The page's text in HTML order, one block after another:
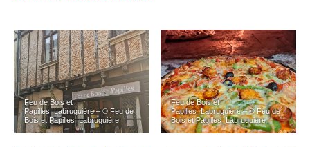
Feu de Bois et
Papilles_Labruguière – © Feu de
Bois et Papilles_Labruguière
Feu de Bois et
Papilles_Labruguière – © Feu de
Bois et Papilles_Labruguière